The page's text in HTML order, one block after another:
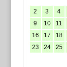
2
3 4
9
10 11
16
17 18
23
24 25